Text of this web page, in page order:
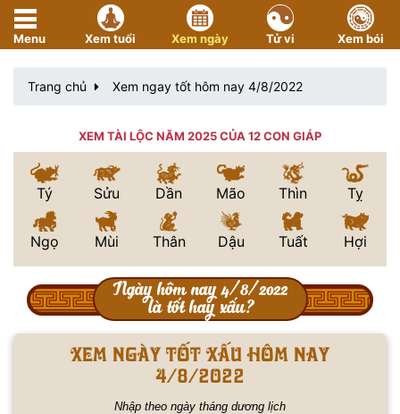
Menu Xem tuổi Xem ngày Tử vi Xem bói
Trang chủ Xem ngay tốt hôm nay 4/8/2022
XEM TÀI LỘC NĂM 2025 CỦA 12 CON GIÁP
Tý Sửu Dần Mão Thìn Tỵ
Ngọ Mùi Thân Dậu Tuất Hợi
Ngày hôm nay 4/8/2022
là tốt hay xấu?
Xem ngày tốt xấu hôm nay
4/8/2022
Nhập theo ngày tháng dương lịch